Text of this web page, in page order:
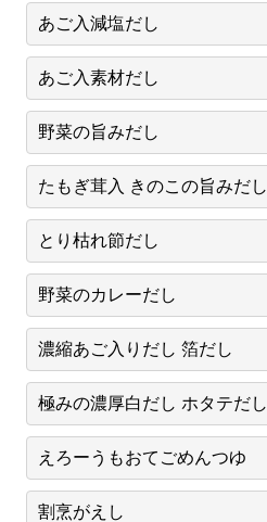
あご入減塩だし
あご入素材だし
野菜の旨みだし
たもぎ茸入 きのこの旨みだし
とり枯れ節だし
野菜のカレーだし
濃縮あご入りだし 箔だし
極みの濃厚白だし ホタテだし
えろーうもおてごめんつゆ
割烹がえし